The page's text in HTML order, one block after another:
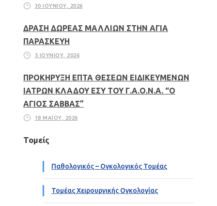
30 ΙΟΥΝΊΟΥ, 2026
ΔΡΑΣΗ ΔΩΡΕΑΣ ΜΑΛΛΙΩΝ ΣΤΗΝ ΑΓΙΑ
ΠΑΡΑΣΚΕΥΗ
5 ΙΟΥΝΊΟΥ, 2026
ΠΡΟΚΗΡΥΞΗ ΕΠΤΑ ΘΕΣΕΩΝ ΕΙΔΙΚΕΥΜΕΝΩΝ
ΙΑΤΡΩΝ ΚΛΑΔΟΥ ΕΣΥ ΤΟΥ Γ.Α.Ο.Ν.Α. “Ο
ΑΓΙΟΣ ΣΑΒΒΑΣ”
18 ΜΑΪ́ΟΥ, 2026
Τομείς
Παθολογικός – Ογκολογικός Τομέας
Τομέας Χειρουργικής Ογκολογίας